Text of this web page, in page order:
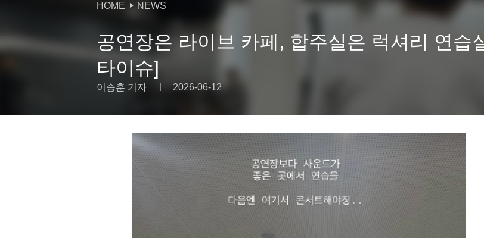
HOME NEWS
공연장은 라이브 카페, 합주실은 럭셔리 연습
타이슈]
이승훈 기자 2026-06-12